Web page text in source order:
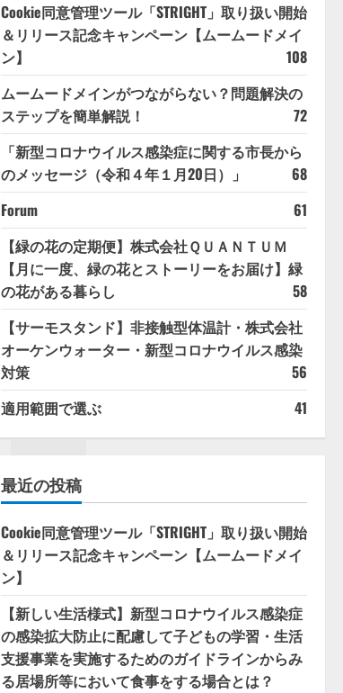
ホーム サイトマップ
Cookie同意管理ツール「STRIGHT」取り扱い開始
＆リリース記念キャンペーン【ムームードメイ
ン】
108
ムームードメインがつながらない？問題解決の
ステップを簡単解説！
72
「新型コロナウイルス感染症に関する市長から
のメッセージ（令和４年１月20日）」
68
Forum
61
【緑の花の定期便】株式会社ＱＵＡＮＴＵＭ
【月に一度、緑の花とストーリーをお届け】緑
の花がある暮らし
58
【サーモスタンド】非接触型体温計・株式会社
オーケンウォーター・新型コロナウイルス感染
対策
56
適用範囲で選ぶ
41
最近の投稿
Cookie同意管理ツール「STRIGHT」取り扱い開始
＆リリース記念キャンペーン【ムームードメイ
ン】
【新しい生活様式】新型コロナウイルス感染症
の感染拡大防止に配慮して子どもの学習・生活
支援事業を実施するためのガイドラインからみ
る居場所等において食事をする場合とは？